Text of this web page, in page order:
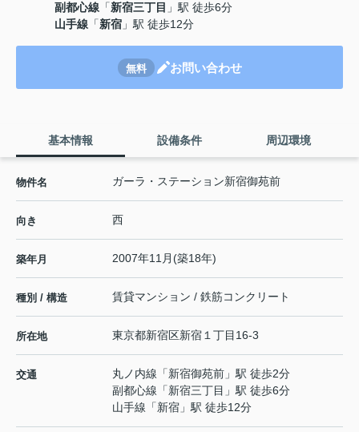
副都心線 「新宿三丁目 」駅 徒歩6分
山手線 「新宿 」駅 徒歩12分
無料 お問い合わせ
基本情報 設備条件 周辺環境
物件名 ガーラ・ステーション新宿御苑前
向き 西
築年月 2007年11月(築18年)
種別 / 構造 賃貸マンション / 鉄筋コンクリート
所在地 東京都新宿区新宿 １丁目16-3
交通 丸ノ内線 「新宿御苑前 」駅 徒歩2分
副都心線 「新宿三丁目 」駅 徒歩6分
山手線 「新宿 」駅 徒歩12分